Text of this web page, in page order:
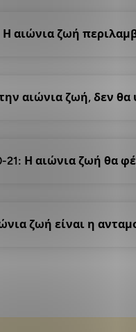
Η αιώνια ζωή
αιώνια ζωή, δεν θα
21: Η αιώνια ζωή θα
ζωή είναι η